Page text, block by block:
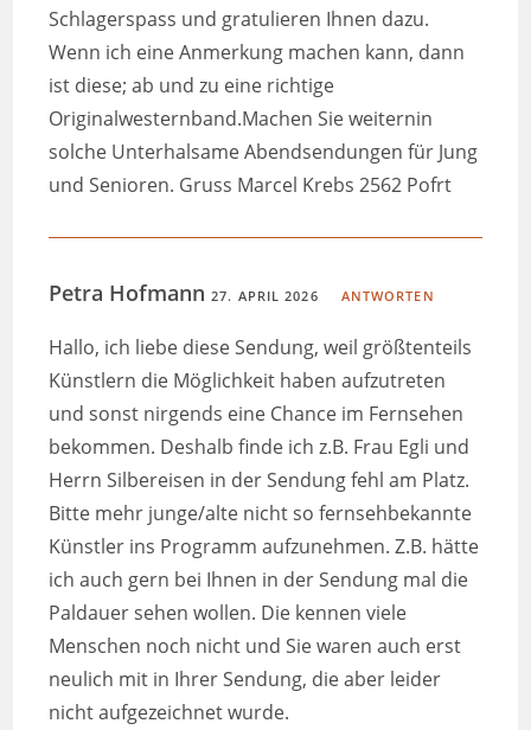
Schlagerspass und gratulieren Ihnen dazu.
Wenn ich eine Anmerkung machen kann, dann
ist diese; ab und zu eine richtige
Originalwesternband.Machen Sie weiternin
solche Unterhalsame Abendsendungen für Jung
und Senioren. Gruss Marcel Krebs 2562 Pofrt
Petra Hofmann27. APRIL 2026 ANTWORTEN
Hallo, ich liebe diese Sendung, weil größtenteils
Künstlern die Möglichkeit haben aufzutreten
und sonst nirgends eine Chance im Fernsehen
bekommen. Deshalb finde ich z.B. Frau Egli und
Herrn Silbereisen in der Sendung fehl am Platz.
Bitte mehr junge/alte nicht so fernsehbekannte
Künstler ins Programm aufzunehmen. Z.B. hätte
ich auch gern bei Ihnen in der Sendung mal die
Paldauer sehen wollen. Die kennen viele
Menschen noch nicht und Sie waren auch erst
neulich mit in Ihrer Sendung, die aber leider
nicht aufgezeichnet wurde.